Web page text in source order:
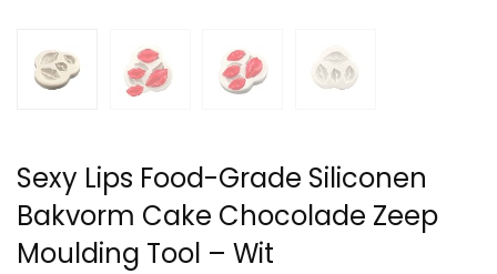
Sexy Lips Food-Grade Siliconen
Bakvorm Cake Chocolade Zeep
Moulding Tool – Wit